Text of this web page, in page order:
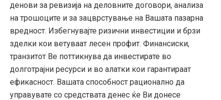
денови за ревизија на деловните договори, анализа
на трошоците и за зацврстување на Вашата пазарна
вредност. Избегнувајте ризични инвестиции и брзи
зделки кои ветуваат лесен профит. Финансиски,
транзитот Ве поттикнува да инвестирате во
долготрајни ресурси и во алатки кои гарантираат
ефикасност. Вашата способност рационално да
управувате со средствата денес ќе Ви донесе